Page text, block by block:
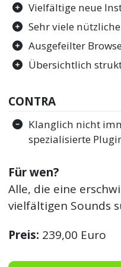
Vielfältige neue
Sehr viele
Ausgefeilter
Übersichtlich
CONTRA
Klanglich nicht
spezialisierte
Für wen?
Alle, die eine
vielfältigen Sounds
Preis: 239,00 Euro